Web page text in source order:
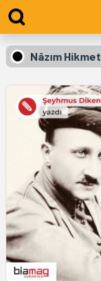
Nâzım Hikmet